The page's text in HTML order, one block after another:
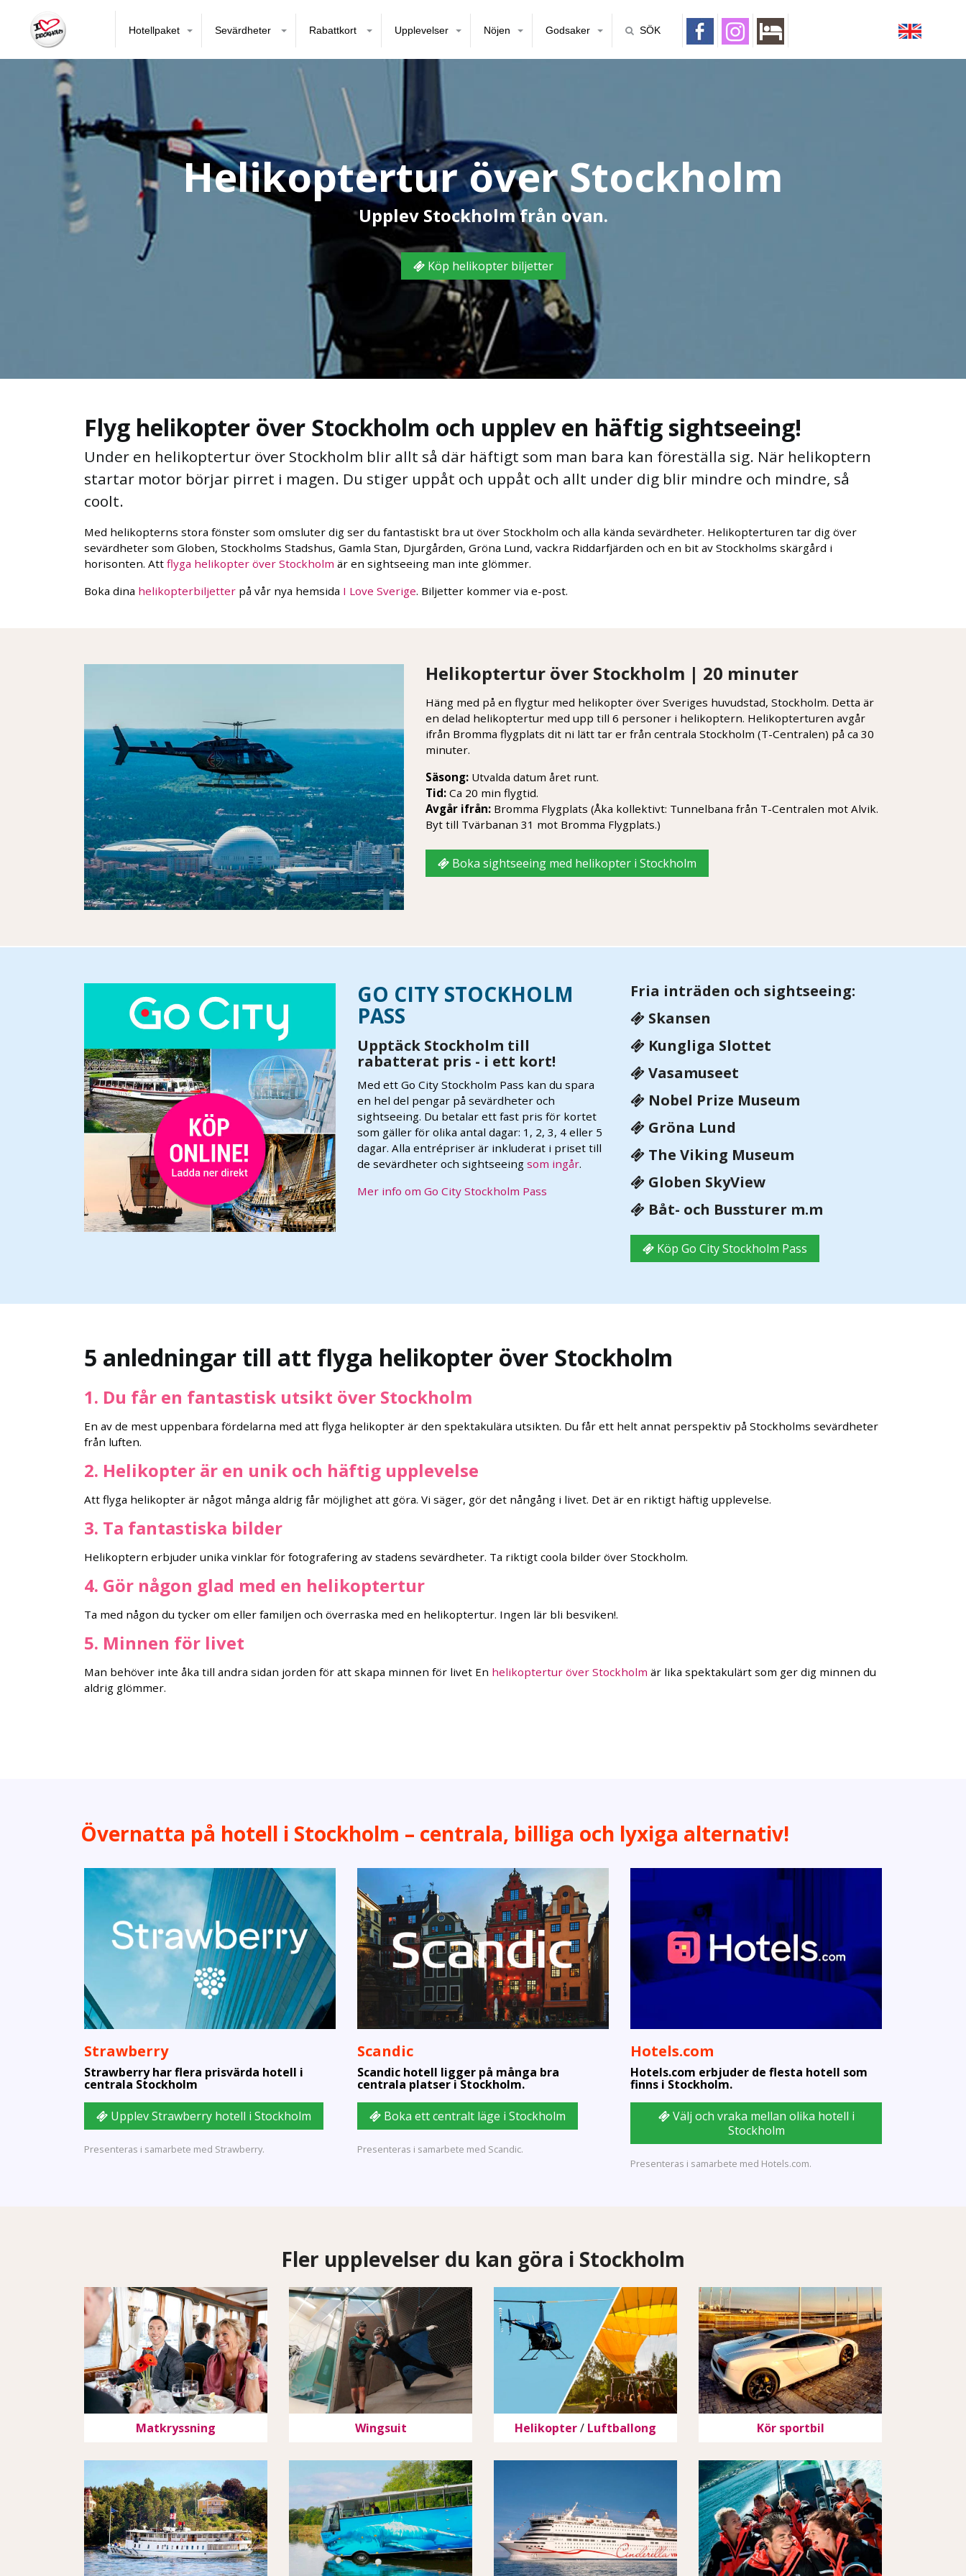
Hotellpaket Sevärdheter Rabattkort Upplevelser Nöjen Godsaker SÖK
Helikoptertur över Stockholm
Upplev Stockholm från ovan.
Köp helikopter biljetter
Flyg helikopter över Stockholm och upplev en häftig sightseeing!
Under en helikoptertur över Stockholm blir allt så där häftigt som man bara kan föreställa sig. När helikoptern
startar motor börjar pirret i magen. Du stiger uppåt och uppåt och allt under dig blir mindre och mindre, så
coolt.
Med helikopterns stora fönster som omsluter dig ser du fantastiskt bra ut över Stockholm och alla kända sevärdheter. Helikopterturen tar dig över
sevärdheter som Globen, Stockholms Stadshus, Gamla Stan, Djurgården, Gröna Lund, vackra Riddarfjärden och en bit av Stockholms skärgård i
horisonten. Att flyga helikopter över Stockholm är en sightseeing man inte glömmer.
Boka dina helikopterbiljetter på vår nya hemsida I Love Sverige. Biljetter kommer via e-post.
Helikoptertur över Stockholm | 20 minuter
Häng med på en flygtur med helikopter över Sveriges huvudstad, Stockholm. Detta är
en delad helikoptertur med upp till 6 personer i helikoptern. Helikopterturen avgår
ifrån Bromma flygplats dit ni lätt tar er från centrala Stockholm (T-Centralen) på ca 30
minuter.
Säsong: Utvalda datum året runt.
Tid: Ca 20 min flygtid.
Avgår ifrån: Bromma Flygplats (Åka kollektivt: Tunnelbana från T-Centralen mot Alvik.
Byt till Tvärbanan 31 mot Bromma Flygplats.)
Boka sightseeing med helikopter i Stockholm
GO CITY STOCKHOLM
PASS
Upptäck Stockholm till
rabatterat pris - i ett kort!
Med ett Go City Stockholm Pass kan du spara
en hel del pengar på sevärdheter och
sightseeing. Du betalar ett fast pris för kortet
som gäller för olika antal dagar: 1, 2, 3, 4 eller 5
dagar. Alla entrépriser är inkluderat i priset till
de sevärdheter och sightseeing som ingår.
Mer info om Go City Stockholm Pass
Fria inträden och sightseeing:
Skansen
Kungliga Slottet
Vasamuseet
Nobel Prize Museum
Gröna Lund
The Viking Museum
Globen SkyView
Båt- och Bussturer m.m
Köp Go City Stockholm Pass
5 anledningar till att flyga helikopter över Stockholm
1. Du får en fantastisk utsikt över Stockholm
En av de mest uppenbara fördelarna med att flyga helikopter är den spektakulära utsikten. Du får ett helt annat perspektiv på Stockholms sevärdheter
från luften.
2. Helikopter är en unik och häftig upplevelse
Att flyga helikopter är något många aldrig får möjlighet att göra. Vi säger, gör det nångång i livet. Det är en riktigt häftig upplevelse.
3. Ta fantastiska bilder
Helikoptern erbjuder unika vinklar för fotografering av stadens sevärdheter. Ta riktigt coola bilder över Stockholm.
4. Gör någon glad med en helikoptertur
Ta med någon du tycker om eller familjen och överraska med en helikoptertur. Ingen lär bli besviken!.
5. Minnen för livet
Man behöver inte åka till andra sidan jorden för att skapa minnen för livet En helikoptertur över Stockholm är lika spektakulärt som ger dig minnen du
aldrig glömmer.
Övernatta på hotell i Stockholm – centrala, billiga och lyxiga alternativ!
Strawberry
Strawberry har flera prisvärda hotell i
centrala Stockholm
Upplev Strawberry hotell i Stockholm
Presenteras i samarbete med Strawberry.
Scandic
Scandic hotell ligger på många bra
centrala platser i Stockholm.
Boka ett centralt läge i Stockholm
Presenteras i samarbete med Scandic.
Hotels.com
Hotels.com erbjuder de flesta hotell som
finns i Stockholm.
Välj och vraka mellan olika hotell i
Stockholm
Presenteras i samarbete med Hotels.com.
Fler upplevelser du kan göra i Stockholm
Matkryssning Wingsuit Helikopter/ Luftballong Kör sportbil